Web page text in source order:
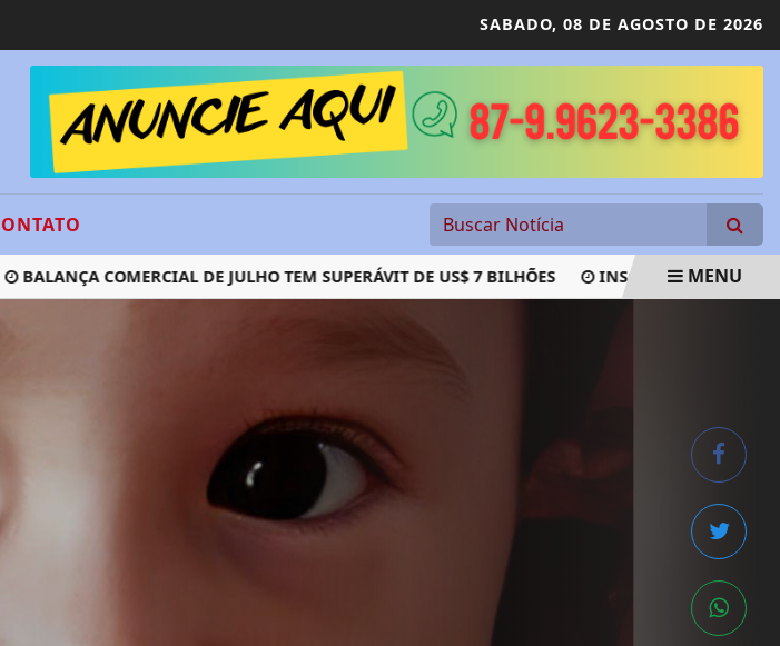
SABADO, 08 DE AGOSTO DE 2026
COMERCIAL DE JULHO TEM SUPERÁVIT DE US$ 7 BILHÕES INSCRIÇÕES PARA EXAME
MENU